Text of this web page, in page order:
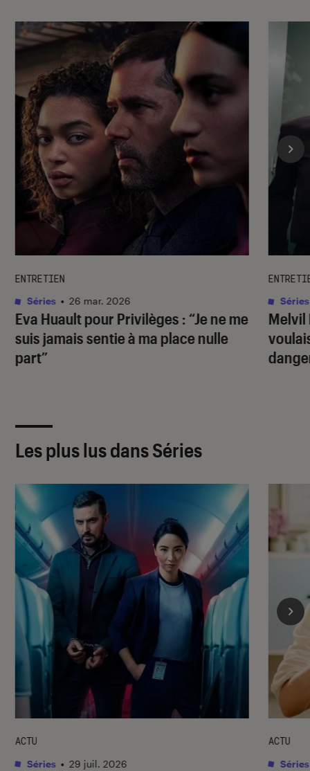
Eva Huault pour Privilèges : “Je ne me
suis jamais sentie à ma place nulle
part”
ENTRETIEN
Séries • 26 mar. 2026
Melvil
Séries
Les plus lus dans Séries
ACTU
Séries • 29 juil. 2026
ACTU
Séries